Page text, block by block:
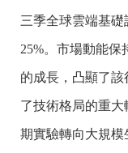
三季全球雲端基礎
25%。市場動能保
的成長，凸顯了
了技術格局的重
期實驗轉向大規模